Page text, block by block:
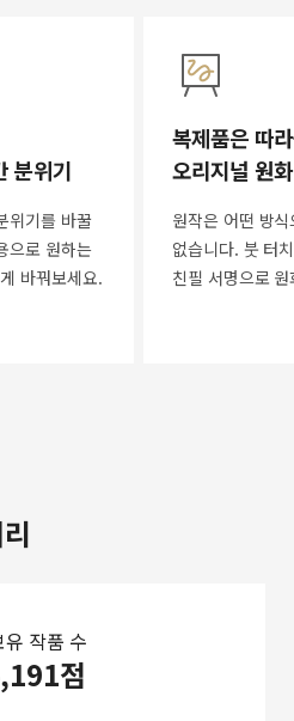
분위기
위기를 바꿀
으로 원하는
바꿔보세요.
복제품은 따
오리지널 원
원작은 어떤 방
없습니다. 붓 터
친필 서명으로
유 작품 수
점